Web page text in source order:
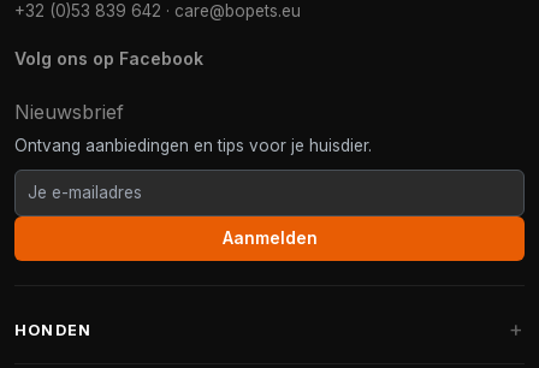
+32 (0)53 839 642 · care@bopets.eu
Volg ons op Facebook
Nieuwsbrief
Ontvang aanbiedingen en tips voor je huisdier.
Aanmelden
HONDEN